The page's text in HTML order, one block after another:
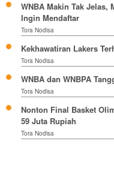
WNBA Makin Tak Jelas,
Ingin Mendaftar
Tora Nodisa
Kekhawatiran Lakers
Tora Nodisa
WNBA dan WNBPA
Tora Nodisa
Nonton Final Basket
59 Juta Rupiah
Tora Nodisa